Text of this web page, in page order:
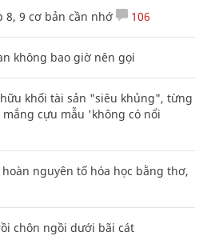
8, 9 cơ bản cần nhớ 106
không bao giờ nên gọi
khối tài sản "siêu khủng", từng
cựu mẫu 'không có nổi
nguyên tố hóa học bằng thơ,
chôn ngồi dưới bãi cát